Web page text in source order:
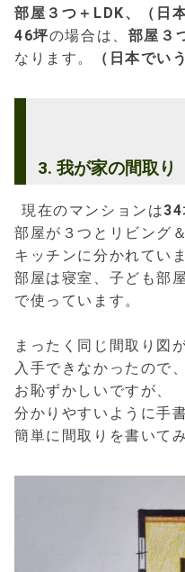
部屋３つ＋LDK、（日
46坪の場合は、 部屋３
なります。
（日本でい
3. 我が家の間取り
現在のマンションは
部屋が３つとリビング
キッチンに分かれていま
部屋は寝室、子ども部
で使っています。
まったく同じ間取り図
入手できなかったので、
お恥ずかしいですが、
分かりやすいように手
簡単に間取りを書いて